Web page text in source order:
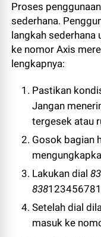
Proses
sederhana.
langkah sederhana
ke nomor Axis
lengkapnya:
Pastikan
Jangan
tergesek atau
Gosok bagian
Lakukan dial
838
Setelah dial
masuk ke